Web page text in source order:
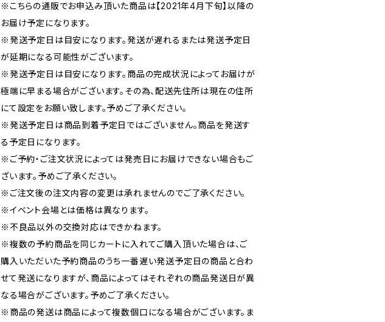
※こちらの通販でお申込み頂いた商品は【2021年4月下旬】以降の
お届け予定になります。
※発送予定日は目安になります。発送が遅れるまたは発送予定日
が延期になる可能性がございます。
※発送予定日は目安になります。商品の完成状況によってお届けが
極端に早まる場合がございます。その為、配送先住所は現在の住所
にて設定をお願い致します。予めご了承ください。
※発送予定日は商品到着予定日ではございません。商品を発送す
る予定日になります。
※ご予約・ご注文状況によっては発売日にお届けできない場合もご
ざいます。予めご了承ください。
※ご注文後の注文内容の変更は承れませんのでご了承ください。
※イベント会場とは価格は異なります。
※不良品以外の交換対応はできかねます。
※複数の予約商品を同じカートに入れてご購入頂いた場合は、ご
購入いただいた予約商品のうち一番遅い発送予定日の商品と合わ
せて発送になりますが、商品によってはそれぞれの商品発送日が異
なる場合がございます。予めご了承ください。
※商品の発送は商品によって複数個口になる場合がございます。ま